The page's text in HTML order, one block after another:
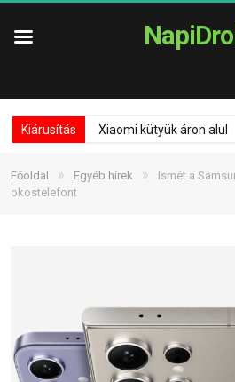
Kiárusítás Xiaomi kütyük áron alul
Főoldal » Egyéb hírek »
Ismét a
okostelefont